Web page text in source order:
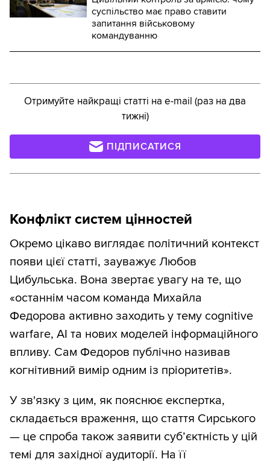
суспільство має право ставити
запитання військовому
командуванню
Отримуйте найкращі статті на e-mail (раз на два
тижні)
ПІДПИСАТИСЯ
Конфлікт систем цінностей
Окремо цікаво виглядає політичний контекст
появи цієї статті, зауважує Любов
Цибульська. Вона звертає увагу на те, що
«останнім часом команда Михайла
Федорова активно заходить у тему cognitive
warfare, AI та нових моделей інформаційного
впливу. Сам Федоров публічно називав
когнітивний вимір одним із пріоритетів».
У зв'язку з цим, як пояснює експертка,
складається враження, що стаття Сирського
— це спроба також заявити суб’єктність у цій
темі для західної аудиторії. На її